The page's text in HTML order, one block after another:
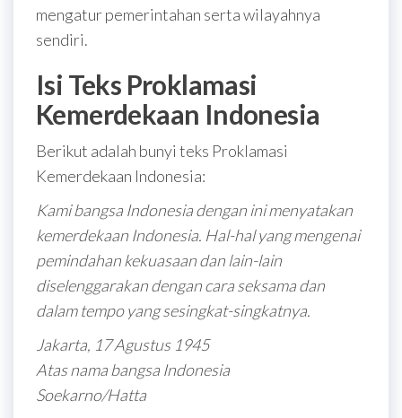
mengatur pemerintahan serta wilayahnya
sendiri.
Isi Teks Proklamasi
Kemerdekaan Indonesia
Berikut adalah bunyi teks Proklamasi
Kemerdekaan Indonesia:
Kami bangsa Indonesia dengan ini menyatakan
kemerdekaan Indonesia. Hal-hal yang mengenai
pemindahan kekuasaan dan lain-lain
diselenggarakan dengan cara seksama dan
dalam tempo yang sesingkat-singkatnya.
Jakarta, 17 Agustus 1945
Atas nama bangsa Indonesia
Soekarno/Hatta